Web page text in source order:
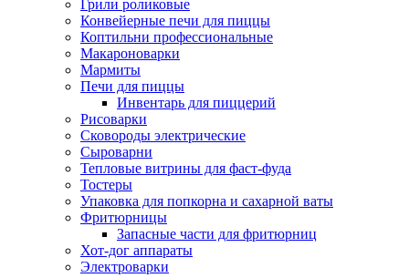
Грили роликовые
Конвейерные печи для пиццы
Коптильни профессиональные
Макароноварки
Мармиты
Печи для пиццы
Инвентарь для пиццерий
Рисоварки
Сковороды электрические
Сыроварни
Тепловые витрины для фаст-фуда
Тостеры
Упаковка для попкорна и сахарной ваты
Фритюрницы
Запасные части для фритюрниц
Хот-дог аппараты
Электроварки